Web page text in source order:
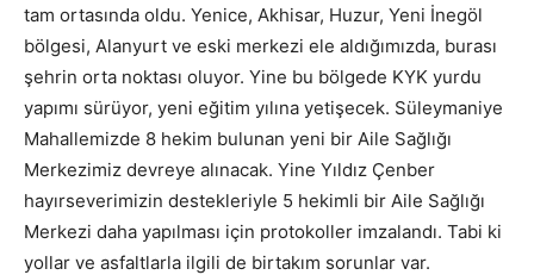
tam ortasında oldu. Yenice, Akhisar, Huzur, Yeni İnegöl
bölgesi, Alanyurt ve eski merkezi ele aldığımızda, burası
şehrin orta noktası oluyor. Yine bu bölgede KYK yurdu
yapımı sürüyor, yeni eğitim yılına yetişecek. Süleymaniye
Mahallemizde 8 hekim bulunan yeni bir Aile Sağlığı
Merkezimiz devreye alınacak. Yine Yıldız Çenber
hayırseverimizin destekleriyle 5 hekimli bir Aile Sağlığı
Merkezi daha yapılması için protokoller imzalandı. Tabi ki
yollar ve asfaltlarla ilgili de birtakım sorunlar var.